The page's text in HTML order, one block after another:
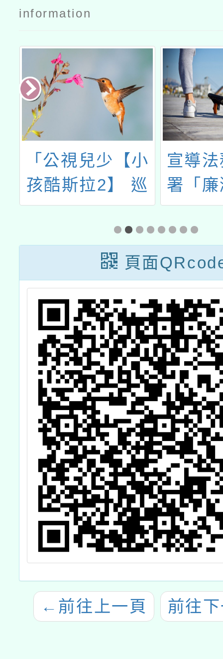
information
宣導法務部廉政
署「廉潔教材資
料庫網站-動畫介
紹影片」
臺北
頁面
← 前往上一頁 前往